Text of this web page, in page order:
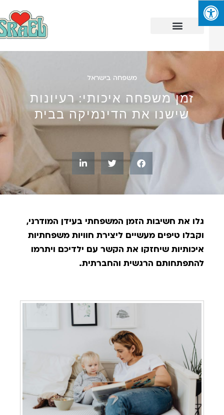
משפחה בישראל
זמן משפחה איכותי: רעיונות
שישנו את הדינמיקה בבית
גלו את חשיבות הזמן המשפחתי בעידן המודרני,
וקבלו טיפים מעשיים ליצירת חוויות משפחתיות
איכותיות שיחזקו את הקשר עם ילדיכם ויתרמו
להתפתחותם הרגשית והחברתית.